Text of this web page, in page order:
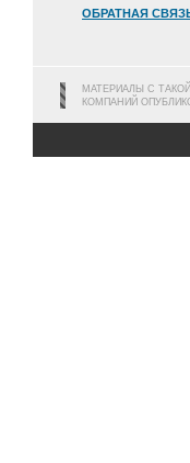
ОБРАТНАЯ
МАТЕРИАЛЫ С
КОМПАНИЙ